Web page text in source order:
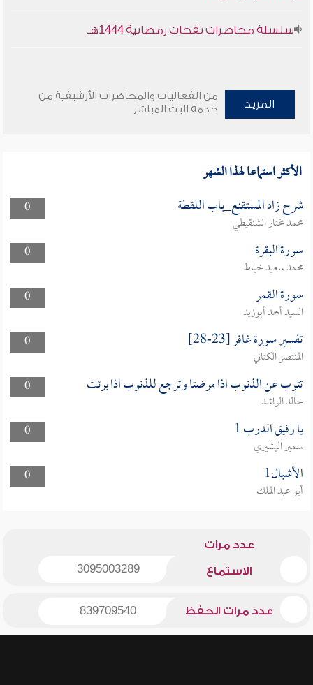
سلسلة محاضرات نفحات رمضانية 1444هـ
المزيد
من الفعاليات والمحاضرات الأرشيفية من
خدمة البث المباشر
الأكثر استماعا لهذا الشهر
0 شرح زاد المستقنع_باب اللقطة
محمد مختار الشنقيطي
0
سورة البقرة
محمد سعيد خياط
0
سورة القمر
السيد أحمد أبوزيد
0
تفسير سورة غافر [23-28]
المنتصر الكتاني
0
تتوب عن الذنوب اذا مرضتا وترجع للذنوب اذا برئت
خالد الراشد
0
يا رفيق الدرب 1
سمير البشيري
0
الأشبال1
أبو عبد الملك
عدد مرات
الاستماع 3095003289
عدد مرات الحفظ 839709540